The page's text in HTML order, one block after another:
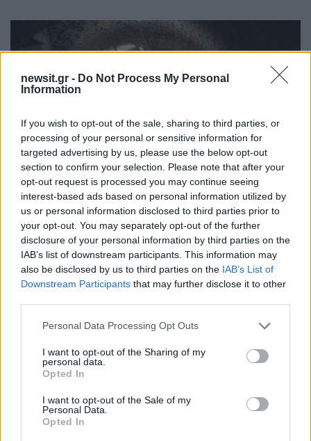
newsit.gr - Do Not Process My Personal
Information
If you wish to opt-out of the sale, sharing to third parties, or
processing of your personal or sensitive information for
targeted advertising by us, please use the below opt-out
section to confirm your selection. Please note that after your
opt-out request is processed you may continue seeing
interest-based ads based on personal information utilized by
us or personal information disclosed to third parties prior to
your opt-out. You may separately opt-out of the further
disclosure of your personal information by third parties on the
IAB’s list of downstream participants. This information may
also be disclosed by us to third parties on the IAB’s List of
Downstream Participants that may further disclose it to other
Please note that this website/app uses one or more Google
not limited to your visit or usage behaviour. You may click to
grant or deny consent to Google and its third-party tags to
use your data for below specified purposes in below Google
consent section.
Personal Data Processing Opt Outs
I want to opt-out of the Sharing of my
personal data.
Opted In
I want to opt-out of the Sale of my
Personal Data.
Opted In
Το καταφύγιο αποτελείται από τρεις διαδρόμους
– στοές που συνδέονται μεταξύ τους σε σχήμα
«Π» μήκους 39,13 μέτρων, 30,10 μέτρων και
39,50 μέτρων αντίστοιχα και πλάτους δύο
μέτρων. Τα άκρα των δύο μεγαλύτερων και
από τον δρόμο.
Εσωτερικά σε διάφορα σημεία παραπλεύρως
των στοών υπάρχουν πέντε μικροί θάλαμοι από